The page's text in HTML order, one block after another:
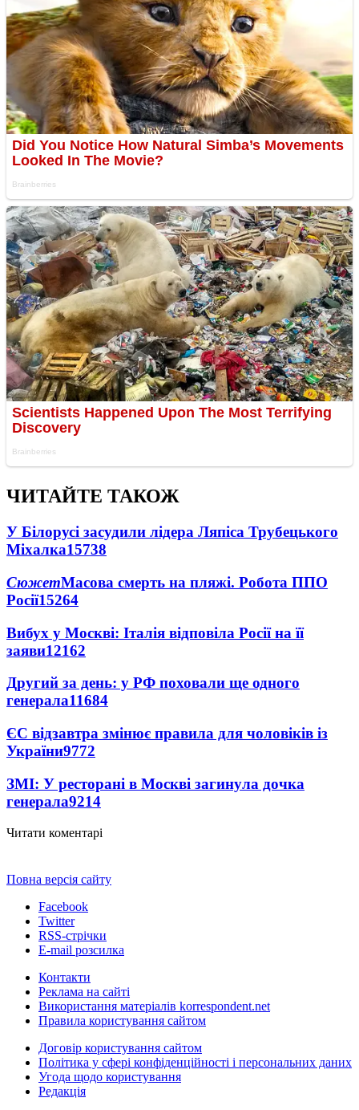
ЧИТАЙТЕ ТАКОЖ
У Білорусі засудили лідера Ляпіса Трубецького
Міхалка15738
СюжетМасова смерть на пляжі. Робота ППО
Росії15264
Вибух у Москві: Італія відповіла Росії на її
заяви12162
Другий за день: у РФ поховали ще одного
генерала11684
ЄС відзавтра змінює правила для чоловіків із
України9772
ЗМІ: У ресторані в Москві загинула дочка
генерала9214
Читати коментарі
Повна версія сайту
Facebook
Twitter
RSS-стрічки
E-mail розсилка
Контакти
Реклама на сайті
Використання матеріалів korrespondent.net
Правила користування сайтом
Договір користування сайтом
Політика у сфері конфіденційності і персональних даних
Угода щодо користування
Редакція